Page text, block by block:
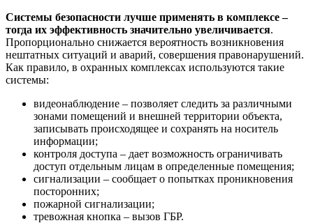
Системы безопасности лучше применять в комплексе –
тогда их эффективность значительно увеличивается.
Пропорционально снижается вероятность возникновения
нештатных ситуаций и аварий, совершения правонарушений.
Как правило, в охранных комплексах используются такие
системы:
видеонаблюдение – позволяет следить за различными
зонами помещений и внешней территории объекта,
записывать происходящее и сохранять на носитель
информации;
контроля доступа – дает возможность ограничивать
доступ отдельным лицам в определенные помещения;
сигнализации – сообщает о попытках проникновения
посторонних;
пожарной сигнализации;
тревожная кнопка – вызов ГБР.